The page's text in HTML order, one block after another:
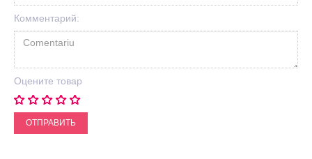
Комментарий:
Оцените товар
ОТПРАВИТЬ